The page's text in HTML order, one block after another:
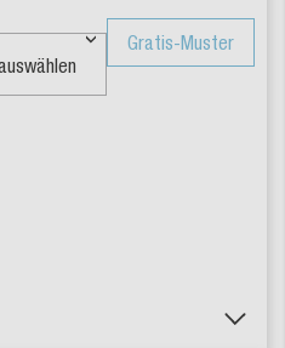
Gratis-Muster